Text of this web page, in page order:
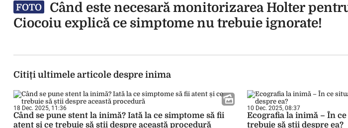
FOTO
Când este necesară monitorizarea Holter
Ciocoiu explică ce simptome nu trebuie ignorate!
Citiți ultimele articole despre inima
18 Dec. 2025, 11:36
Când se pune stent la inimă? Iată la ce simptome să fii
atent și ce trebuie să știi despre această procedură
10 Dec. 2025, 08:37
Ecografia la inimă – În
trebuie să știi despre ea?